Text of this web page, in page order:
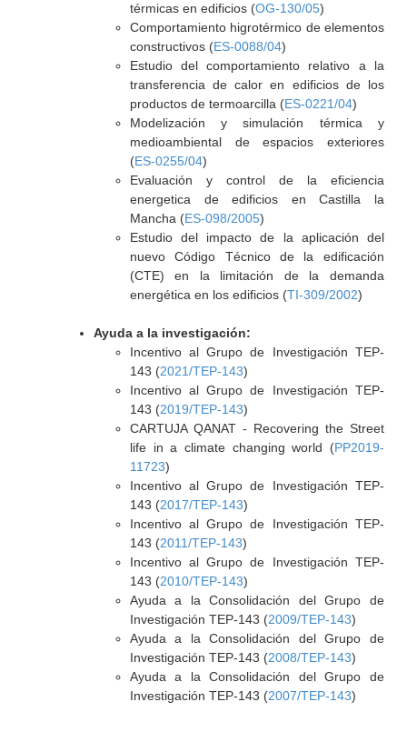
térmicas en edificios (OG-130/05)
Comportamiento higrotérmico de elementos
constructivos (ES-0088/04)
Estudio del comportamiento relativo a la
transferencia de calor en edificios de los
productos de termoarcilla (ES-0221/04)
Modelización y simulación térmica y
medioambiental de espacios exteriores
(ES-0255/04)
Evaluación y control de la eficiencia
energetica de edificios en Castilla la
Mancha (ES-098/2005)
Estudio del impacto de la aplicación del
nuevo Código Técnico de la edificación
(CTE) en la limitación de la demanda
energética en los edificios (TI-309/2002)
Ayuda a la investigación:
Incentivo al Grupo de Investigación TEP-
143 (2021/TEP-143)
Incentivo al Grupo de Investigación TEP-
143 (2019/TEP-143)
CARTUJA QANAT - Recovering the Street
life in a climate changing world (PP2019-
11723)
Incentivo al Grupo de Investigación TEP-
143 (2017/TEP-143)
Incentivo al Grupo de Investigación TEP-
143 (2011/TEP-143)
Incentivo al Grupo de Investigación TEP-
143 (2010/TEP-143)
Ayuda a la Consolidación del Grupo de
Investigación TEP-143 (2009/TEP-143)
Ayuda a la Consolidación del Grupo de
Investigación TEP-143 (2008/TEP-143)
Ayuda a la Consolidación del Grupo de
Investigación TEP-143 (2007/TEP-143)